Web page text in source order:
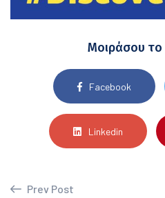
Μοιράσου το
Facebook
Linkedin
Prev Post